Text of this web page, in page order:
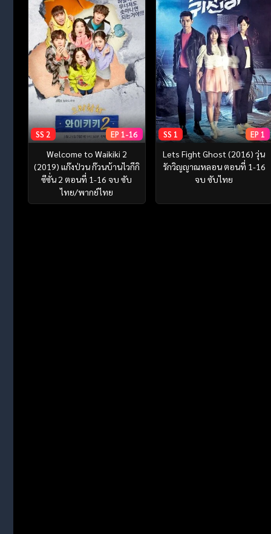
SS 2 EP 1-16
Welcome to Waikiki 2
(2019) แก๊งป่วน ก๊วนบ้านไวกีกิ
ซีซั่น 2 ตอนที่ 1-16 จบ ซับ
ไทย/พากย์ไทย
SS 1 EP 1
Lets Fight Ghost (2016) วุ่น
รักวิญญาณหลอน ตอนที่ 1-16
จบ ซับไทย